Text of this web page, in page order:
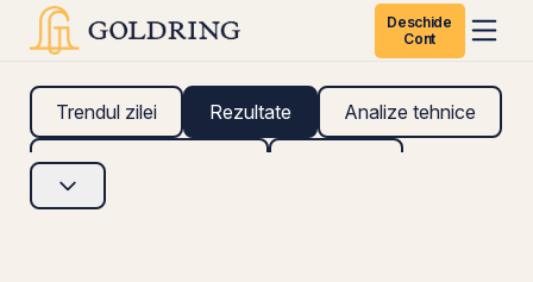
Deschide
Cont
Trendul zilei Rezultate Analize tehnice
Analize fundamentale